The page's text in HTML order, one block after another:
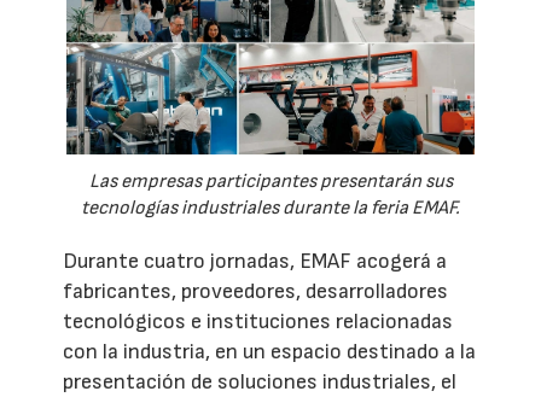
Las empresas participantes presentarán sus
tecnologías industriales durante la feria EMAF.
Durante cuatro jornadas, EMAF acogerá a
fabricantes, proveedores, desarrolladores
tecnológicos e instituciones relacionadas
con la industria, en un espacio destinado a la
presentación de soluciones industriales, el